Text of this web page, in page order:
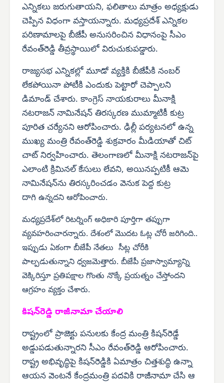
ఎన్నికలు జరుగుతాయని, ఫలితాలు మాత్రం అధ్యక్షుడు
చెప్పిన విధంగా వస్తాయన్నారు. మధ్యప్రదేశ్ ఎన్నికల
పరిణామాలపై బీజేపీ అనుసరించిన విధానంపై సీఎం
రేవంత్‌రెడ్డి తీవ్రస్థాయిలో విరుచుకుపడ్డారు.
రాజ్యసభ ఎన్నికల్లో మూడో వ్యక్తికి బీజేపీకి నంబర్
లేకపోయినా పోటీకి ఎందుకు పెట్టారో చెప్పాలని
డిమాండ్ చేశారు. కాంగ్రెస్ నాయకురాలు మీనాక్షి
నటరాజన్ నామినేషన్ తిరస్కరణ ముమ్మాటికీ కుట్ర
పూరిత చర్యేనని ఆరోపించారు. ఢిల్లీ పర్యటనలో ఉన్న
ముఖ్య మంత్రి రేవంత్‌రెడ్డి శుక్రవారం మీడియాతో చిట్
చాట్ నిర్వహించారు. తెలంగాణలో మీనాక్షి నటరాజన్‌పై
ఎలాంటి క్రిమినల్ కేసులు లేవని, అయినప్పటికీ ఆమె
నామినేషన్‌ను తిరస్కరించడం వెనుక పెద్ద కుట్ర
దాగి ఉన్నదని ఆరోపించారు.
మధ్యప్రదేశ్‌లో రిటర్నింగ్ అధికారి పూర్తిగా తప్పుగా
వ్యవహరించారన్నారు. దేశంలో మొదట ఓట్ల చోరీ జరిగింది..
ఇప్పుడు ఏకంగా బీజేపీ నేతలు సీట్ల చోరీకి
పాల్పడుతున్నాని ధ్వజమెత్తారు. బీజేపీ ప్రజాస్వామ్యాన్ని
వెక్కిరిస్తూ ప్రతిపక్షాల గొంతు నొక్కే ప్రయత్నం చేస్తోందని
ఆగ్రహం వ్యక్తం చేశారు.
కిషన్‌రెడ్డి రాజీనామా చేయాలి
రాష్ట్రంలో ప్రాజెక్టు పనులకు కేంద్ర మంత్రి కిషన్‌రెడ్డే
అడ్డుపడుతున్నారని సీఎం రేవంత్‌రెడ్డి ఆరోపించారు.
రాష్ట్ర అభివృద్ధిపై కిషన్‌రెడ్డికి ఏమాత్రం చిత్తశుద్ధి ఉన్నా
ఆయన వెంటనే కేంద్రమంత్రి పదవికి రాజీనామా చేసి ఆ